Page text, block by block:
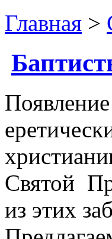
Главная >
Святой
из этих